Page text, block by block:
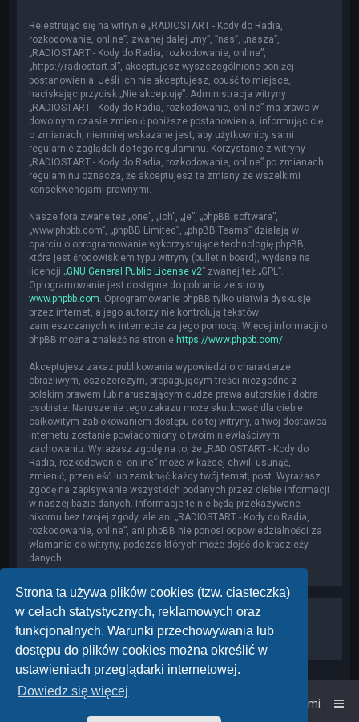
Strona ta używa plików cookies (tzw. ciasteczka)
w celach statystycznych, reklamowych oraz
funkcjonalnych. Warunki przechowywania lub
dostępu do plików cookies można określić w
ustawieniach przeglądarki internetowej.
Dowiedz się więcej
Rejestrując się na witrynie „RADIOSTART - Kody do Radia,
rozkodowanie, online”, zwanej dalej „my”, ”nas”, „nasza”,
„RADIOSTART - Kody do Radia, rozkodowanie, online”,
„https://radiostart.pl”, akceptujesz wyszczególnione poniżej
postanowienia. Jeśli ich nie akceptujesz, opuść to miejsce,
naciskając przycisk „Nie akceptuję”. Administracja witryny
„RADIOSTART - Kody do Radia, rozkodowanie, online” ma prawo w
dowolnym czasie zmienić poniższe postanowienia, informując cię
o zmianach, niemniej wskazane jest, aby użytkownicy sami
regularnie zaglądali do tego regulaminu. Korzystanie z witryny
„RADIOSTART - Kody do Radia, rozkodowanie, online” po zmianach
regulaminu oznacza, że akceptujesz te zmiany ze wszelkimi
konsekwencjami prawnymi.
Nasze fora zwane też „one”, „ich”, „je”, „phpBB software”,
„www.phpbb.com”, „phpBB Limited”, „phpBB Teams” działają w
oparciu o oprogramowanie wykorzystujące technologię phpBB,
która jest środowiskiem typu witryny (bulletin board), wydane na
licencji „GNU General Public License v2” zwanej też „GPL”.
Oprogramowanie jest dostępne do pobrania ze strony
www.phpbb.com . Oprogramowanie phpBB tylko ułatwia dyskusje
przez internet, a jego autorzy nie kontrolują tekstów
zamieszczanych w internecie za jego pomocą. Więcej informacji o
phpBB można znaleźć na stronie https://www.phpbb.com/
Akceptujesz zakaz publikowania wypowiedzi o charakterze
obraźliwym, oszczerczym, propagującym treści niezgodne z
polskim prawem lub naruszającym cudze prawa autorskie i dobra
osobiste. Naruszenie tego zakazu może skutkować dla ciebie
całkowitym zablokowaniem dostępu do tej witryny, a twój dostawca
internetu zostanie powiadomiony o twoim niewłaściwym
zachowaniu. Wyrażasz zgodę na to, że „RADIOSTART - Kody do
Radia, rozkodowanie, online” może w każdej chwili usunąć,
zmienić, przenieść lub zamknąć każdy twój temat, post. Wyrażasz
zgodę na zapisywanie wszystkich podanych przez ciebie informacji
w naszej bazie danych. Informacje te nie będą przekazywane
nikomu bez twojej zgody, ale ani „RADIOSTART - Kody do Radia,
rozkodowanie, online”, ani phpBB nie ponosi odpowiedzialności za
włamania do witryny, podczas których może dojść do kradzieży
danych.
Strona główna Kontakt z nami